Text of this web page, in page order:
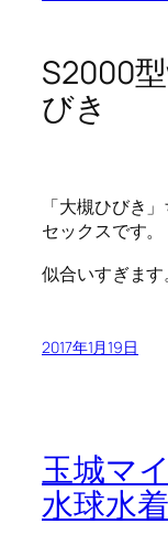
S2000
びき
「大槻ひびき
セックスです。
似合いすぎます
2017年1月19日
玉城マ
水球水着